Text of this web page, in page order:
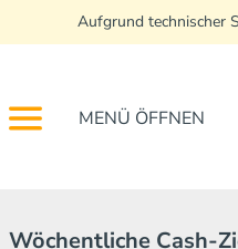
Aufgrund technischer
MENÜ ÖFFNEN
Wöchentliche Cash-